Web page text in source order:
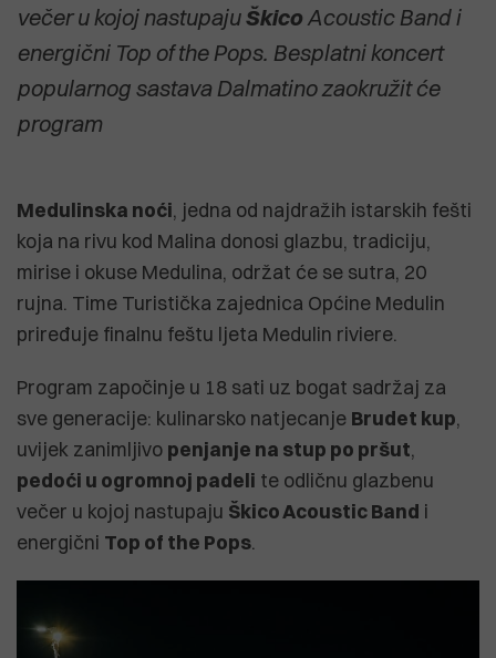
večer u kojoj nastupajuŠkico Acoustic Band i
energični Top of the Pops. Besplatni koncert
popularnog sastava Dalmatino zaokružit će
program
Medulinska noći, jedna od najdražih istarskih fešti
koja na rivu kod Malina donosi glazbu, tradiciju,
mirise i okuse Medulina, održat će se sutra, 20
rujna. Time Turistička zajednica Općine Medulin
priređuje finalnu feštu ljeta Medulin riviere.
Program započinje u 18 sati uz bogat sadržaj za
sve generacije: kulinarsko natjecanje Brudet kup,
uvijek zanimljivo penjanje na stup po pršut,
pedoći u ogromnoj padeli te odličnu glazbenu
večer u kojoj nastupaju Škico Acoustic Band i
energični Top of the Pops.